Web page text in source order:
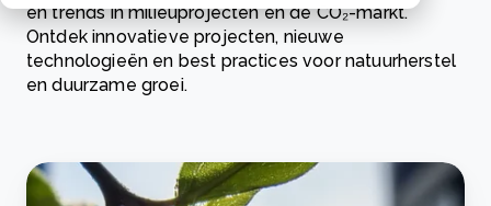
en trends in milieuprojecten en de CO₂-markt.
Ontdek innovatieve projecten, nieuwe
technologieën en best practices voor natuurherstel
en duurzame groei.